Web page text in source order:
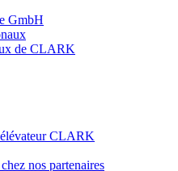
GmbH
de CLARK
CLARK
nos partenaires